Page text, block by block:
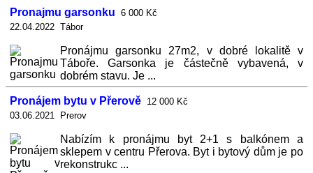
Pronajmu garsonku 6 000 Kč
22.04.2022 Tábor
Pronájmu garsonku 27m2, v dobré lokalitě v
Táboře. Garsonka je částečně vybavená, v
dobrém stavu. Je ...
Pronájem bytu v Přerově 12 000 Kč
03.06.2021 Prerov
Nabízím k pronájmu byt 2+1 s balkónem a
sklepem v centru Přerova. Byt i bytový dům je po
rekonstrukc ...